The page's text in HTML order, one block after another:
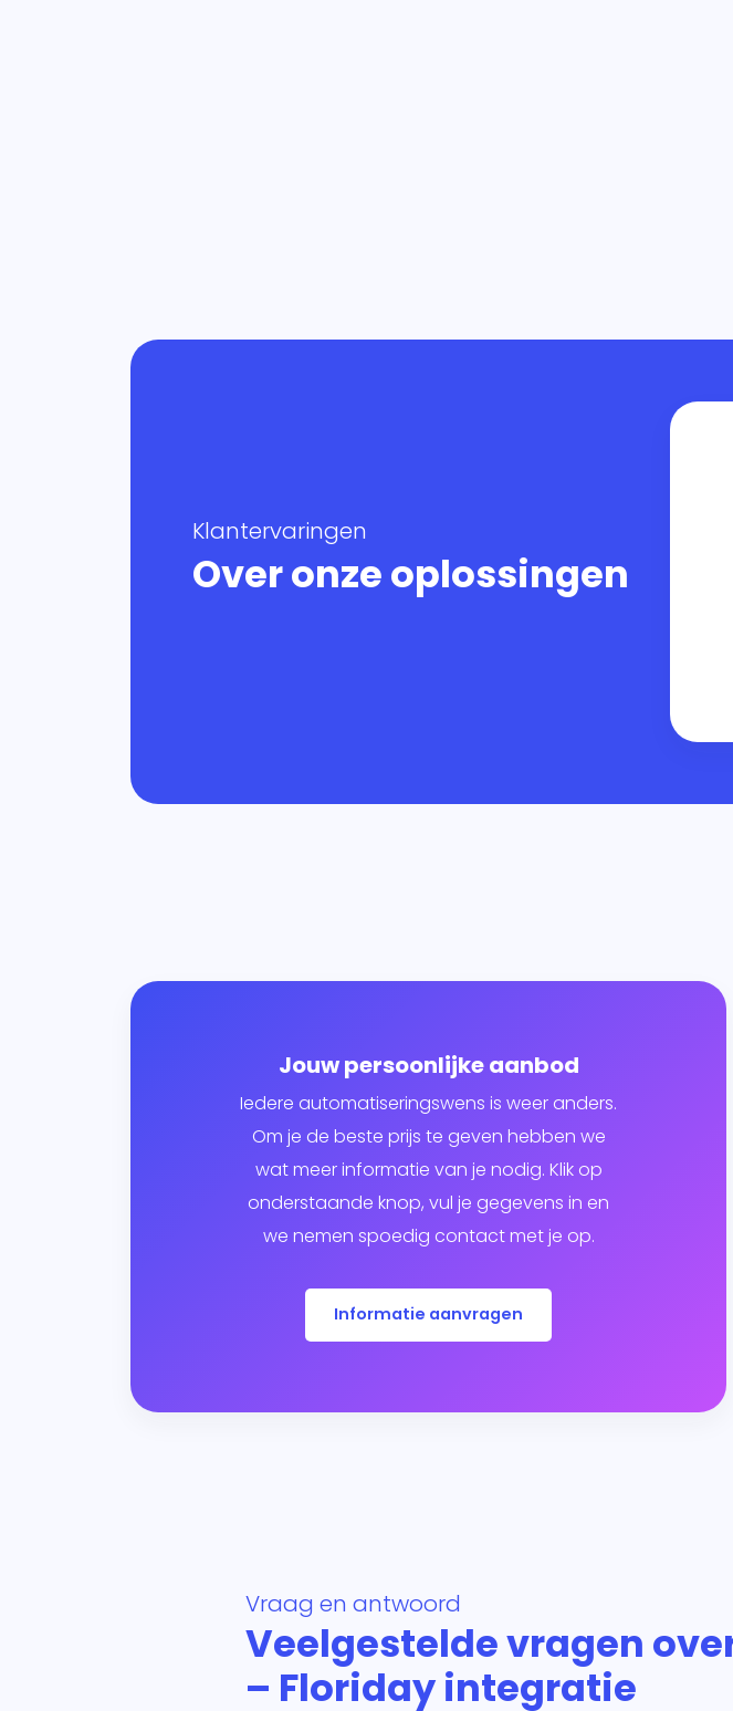
Klantervaringen
Over onze oplossingen
Jouw persoonlijke aanbod
Iedere automatiseringswens is weer anders.
Om je de beste prijs te geven hebben we
wat meer informatie van je nodig. Klik op
onderstaande knop, vul je gegevens in en
we nemen spoedig contact met je op.
Informatie aanvragen
Vraag en antwoord
Veelgestelde vragen
– Floriday integratie